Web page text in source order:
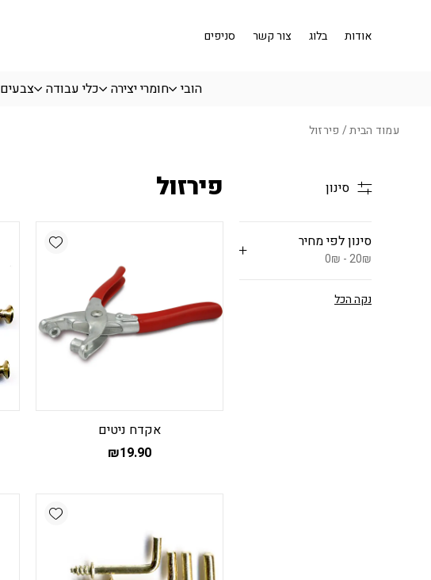
אודות
בלוג צור קשר סניפים
הובי חומרי יצירה כלי עבודה צבעים
עמוד הבית/ פירזול
פירזול סינון
סינון לפי מחיר
0₪ - 20₪
נקה הכל
Add wishlist
אקדח ניטים
₪19.90
Add wishlist